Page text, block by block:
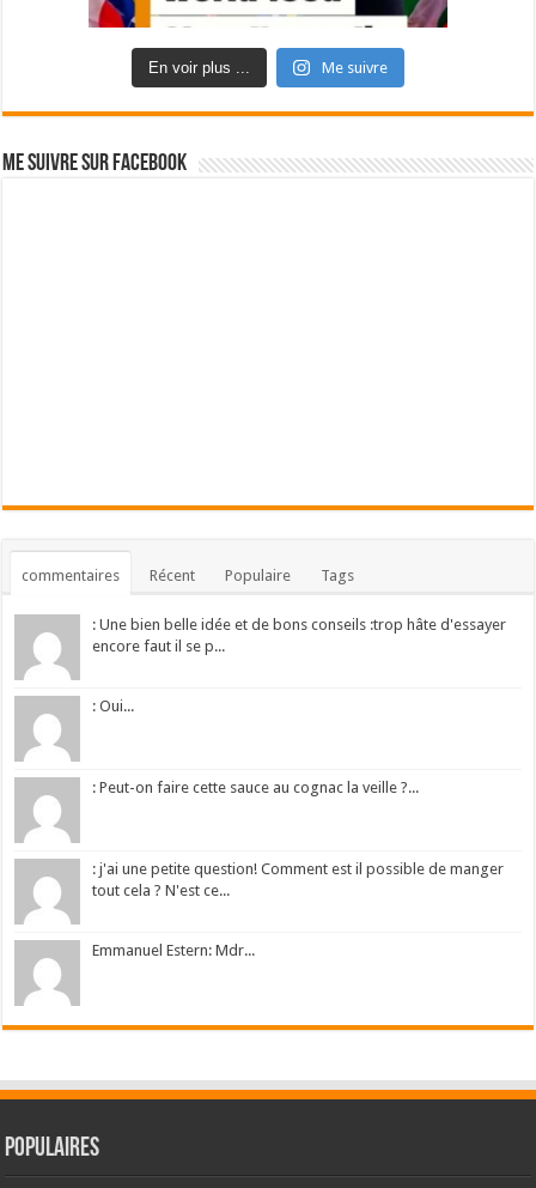
En voir plus ... Me suivre
Me suivre sur Facebook
commentaires Récent Populaire Tags
: Une bien belle idée et de bons conseils :trop hâte d'essayer
encore faut il se p...
: Oui...
: Peut-on faire cette sauce au cognac la veille ?...
: j'ai une petite question! Comment est il possible de manger
tout cela ? N'est ce...
Emmanuel Estern: Mdr...
Populaires